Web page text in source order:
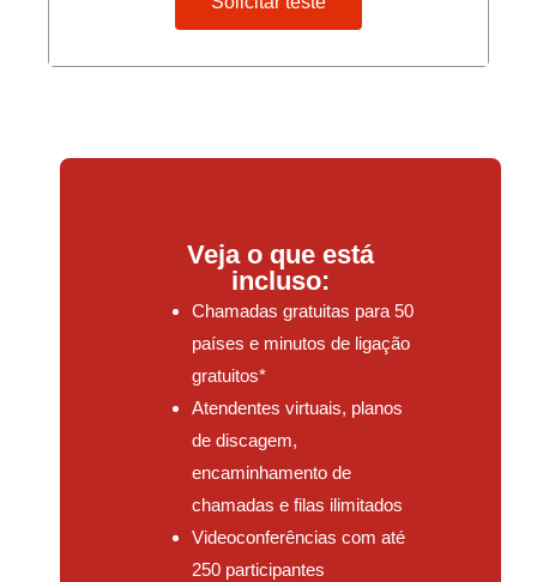
Veja o que está
incluso:
Chamadas gratuitas para 50
países e minutos de ligação
gratuitos*
Atendentes virtuais, planos
de discagem,
encaminhamento de
chamadas e filas ilimitados
Videoconferências com até
250 participantes